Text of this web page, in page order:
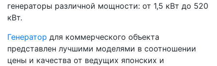
генераторы различной мощности: от 1,5 кВт до 520
кВт.
Генератор для коммерческого объекта
представлен лучшими моделями в соотношении
цены и качества от ведущих японских и